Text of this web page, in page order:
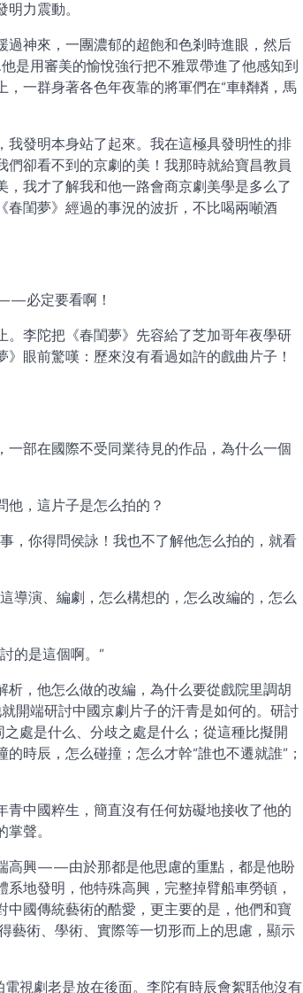
力震動。
神來，一團濃郁的超飽和色剎時進眼，然后
是用審美的愉悅強行把不雅眾帶進了他感知到
一群身著各色年夜靠的將軍們在“車轔轔，馬
發明本身站了起來。我在這極具發明性的排
卻看不到的京劇的美！我那時就給寶昌教員
我才了解我和他一路會商京劇美學是多么了
閨夢》經過的事況的波折，不比喝兩噸酒
必定要看啊！
李陀把《春閨夢》先容給了芝加哥年夜學研
眼前驚嘆：歷來沒有看過如許的戲曲片子！
部在國際不受同業待見的作品，為什么一個
，這片子是怎么拍的？
，你得問侯詠！我也不了解他怎么拍的，就看
導演、編劇，怎么構想的，怎么改編的，怎么
的是這個啊。”
，他怎么做的改編，為什么要從戲院里調胡
開端研討中國京劇片子的汗青是如何的。研討
處是什么、分歧之處是什么；從這種比擬開
時辰，怎么碰撞；怎么才幹“誰也不遷就誰”；
中國粹生，簡直沒有任何妨礙地接收了他的
聲。
高興——由於那都是他思慮的重點，都是他盼
地發明，他特殊高興，完整掉臂船車勞頓，
國傳統藝術的酷愛，更主要的是，他們和寶
術、學術、實際等一切形而上的思慮，顯示
視劇老是放在後面。李陀有時辰會絮聒他沒有